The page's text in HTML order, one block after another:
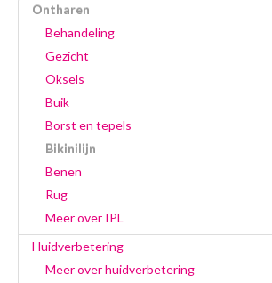
Ontharen
Behandeling
Gezicht
Oksels
Buik
Borst en tepels
Bikinilijn
Benen
Rug
Meer over IPL
Huidverbetering
Meer over huidverbetering